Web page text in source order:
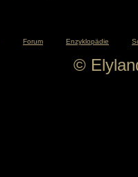
Forum Enzyklopädie
©